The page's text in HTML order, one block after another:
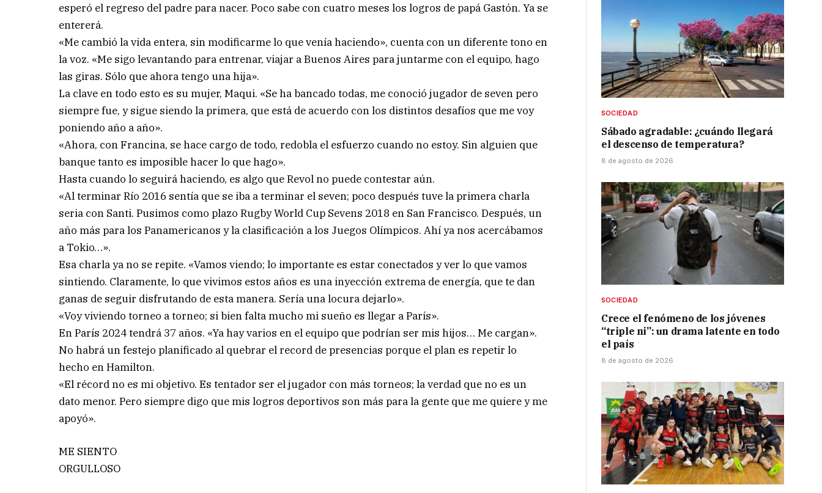
esperó el regreso del padre para nacer. Poco sabe con cuatro meses los logros de papá Gastón. Ya se
entererá.
«Me cambió la vida entera, sin modificarme lo que venía haciendo», cuenta con un diferente tono en
la voz. «Me sigo levantando para entrenar, viajar a Buenos Aires para juntarme con el equipo, hago
las giras. Sólo que ahora tengo una hija».
La clave en todo esto es su mujer, Maqui. «Se ha bancado todas, me conoció jugador de seven pero
siempre fue, y sigue siendo la primera, que está de acuerdo con los distintos desafíos que me voy
poniendo año a año».
«Ahora, con Francina, se hace cargo de todo, redobla el esfuerzo cuando no estoy. Sin alguien que
banque tanto es imposible hacer lo que hago».
Hasta cuando lo seguirá haciendo, es algo que Revol no puede contestar aún.
«Al terminar Río 2016 sentía que se iba a terminar el seven; poco después tuve la primera charla
seria con Santi. Pusimos como plazo Rugby World Cup Sevens 2018 en San Francisco. Después, un
año más para los Panamericanos y la clasificación a los Juegos Olímpicos. Ahí ya nos acercábamos
a Tokio…».
Esa charla ya no se repite. «Vamos viendo; lo importante es estar conectados y ver lo que vamos
sintiendo. Claramente, lo que vivimos estos años es una inyección extrema de energía, que te dan
ganas de seguir disfrutando de esta manera. Sería una locura dejarlo».
«Voy viviendo torneo a torneo; si bien falta mucho mi sueño es llegar a París».
En París 2024 tendrá 37 años. «Ya hay varios en el equipo que podrían ser mis hijos… Me cargan».
No habrá un festejo planificado al quebrar el record de presencias porque el plan es repetir lo
hecho en Hamilton.
«El récord no es mi objetivo. Es tentador ser el jugador con más torneos; la verdad que no es un
dato menor. Pero siempre digo que mis logros deportivos son más para la gente que me quiere y me
apoyó».
ME SIENTO
ORGULLOSO
SOCIEDAD
Sábado agradable: ¿cuándo llegará
el descenso de temperatura?
8 de agosto de 2026
SOCIEDAD
Crece el fenómeno de los jóvenes
“triple ni”: un drama latente en todo
el país
8 de agosto de 2026